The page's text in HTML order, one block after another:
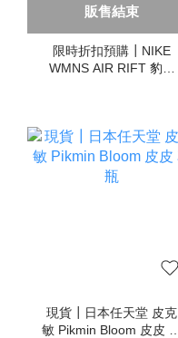
販售結束
限時折扣預購┃NIKE
WMNS AIR RIFT 豹紋
現貨┃日本任天堂 皮克
敏 Pikmin Bloom 皮皮 花